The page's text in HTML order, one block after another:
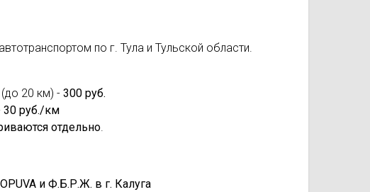
по г. Тула и Тульской области.
(до 20 км) - 300 руб.
30 руб./км
отдельно.
и Ф.Б.Р.Ж. в г. Калуга